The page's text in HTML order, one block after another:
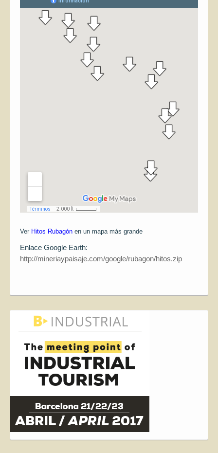
Ver Hitos Rubagón en un mapa más grande
Enlace Google Earth:
http://mineriaypaisaje.com/google/rubagon/hitos.zip